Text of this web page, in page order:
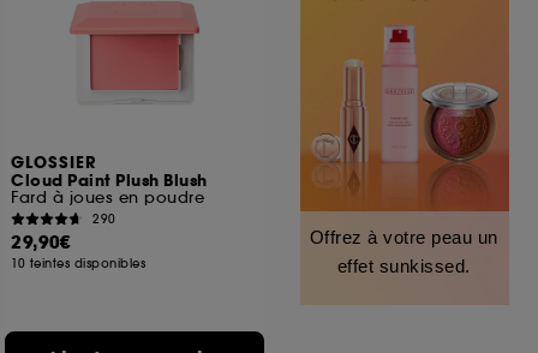
GLOSSIER
Cloud Paint Plush Blush
Fard à joues en poudre
290
29,90€
10 teintes disponibles
Offrez à votre peau un
effet sunkissed.